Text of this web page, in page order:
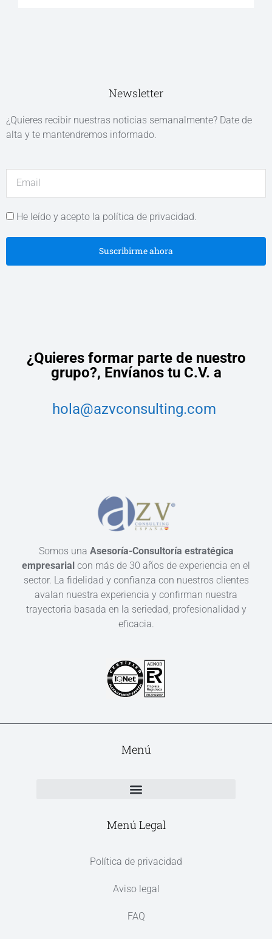
Newsletter
¿Quieres recibir nuestras noticias semanalmente? Date de
alta y te mantendremos informado.
He leído y acepto la política de privacidad.
Suscribirme ahora
¿Quieres formar parte de nuestro
grupo?, Envíanos tu C.V. a
hola@azvconsulting.com
Somos una Asesoría-Consultoría estratégica
empresarial con más de 30 años de experiencia en el
sector. La fidelidad y confianza con nuestros clientes
avalan nuestra experiencia y confirman nuestra
trayectoria basada en la seriedad, profesionalidad y
eficacia.
Menú
Menú Legal
Política de privacidad
Aviso legal
FAQ